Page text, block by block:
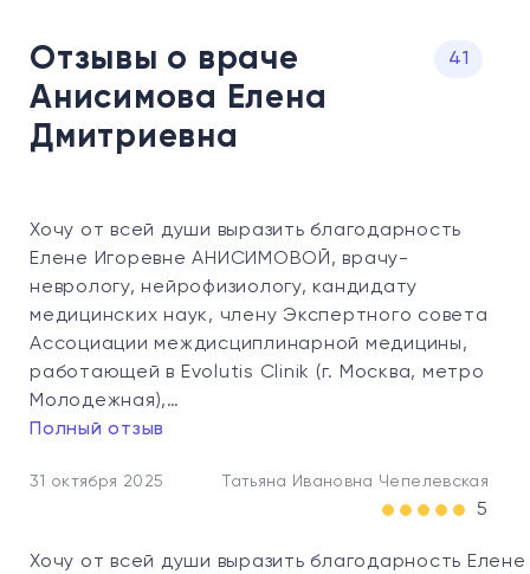
Отзывы о враче
Анисимова Елена
Дмитриевна
41
Хочу от всей души выразить благодарность
Елене Игоревне АНИСИМОВОЙ, врачу-
неврологу, нейрофизиологу, кандидату
медицинских наук, члену Экспертного совета
Ассоциации междисциплинарной медицины,
работающей в Evolutis Clinik (г. Москва, метро
Молодежная),…
Полный отзыв
31 октября 2025 Татьяна Ивановна Чепелевская
5
Хочу от всей души выразить благодарность Елене